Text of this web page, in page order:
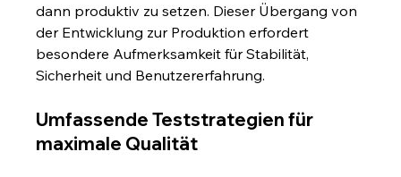
dann produktiv zu setzen. Dieser Übergang von
der Entwicklung zur Produktion erfordert
besondere Aufmerksamkeit für Stabilität,
Sicherheit und Benutzererfahrung.
Umfassende Teststrategien für
maximale Qualität